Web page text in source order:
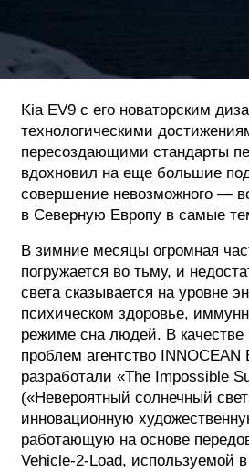
Kia EV9 с его новаторским
технологическими
пересоздающими стандарты
вдохновил на еще большие
совершение невозможного —
в Северную Европу в самые
В зимние месяцы огромная
погружается во тьму, и
света сказывается на уровне
психическом здоровье,
режиме сна людей. В качестве
проблем агентство INNOCEAN
разработали «The Impossible
(«Невероятный солнечный
инновационную
работающую на основе
Vehicle-2-Load, используемой
РЕКЛАМА
КОНТАКТЫ